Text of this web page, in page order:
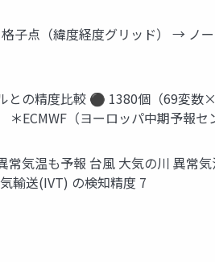
子点（緯度経度グリッド） → ノ
との精度比較 ⚫ 1380個（69変
＊ECMWF（ヨーロッパ中期予報
常気温も予報 台風 大気の川 異
輸送(IVT) の検知精度 7